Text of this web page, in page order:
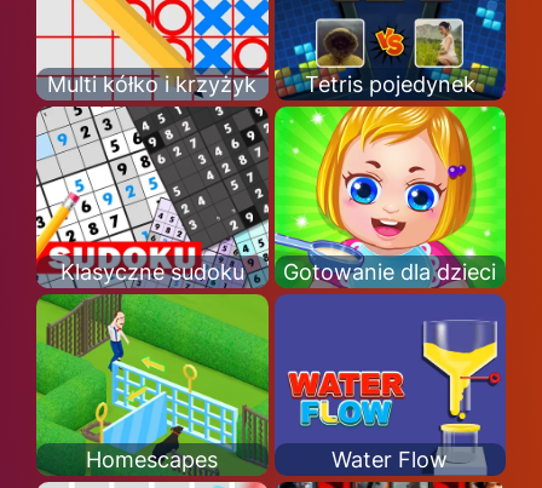
Multi kółko i krzyżyk Tetris pojedynek
Klasyczne sudoku Gotowanie dla dzieci
Homescapes Water Flow